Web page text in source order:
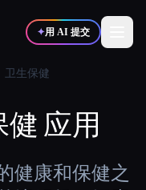
✦用 AI 提交
设计师
营销
卫生保健
健应用
健康和保健之